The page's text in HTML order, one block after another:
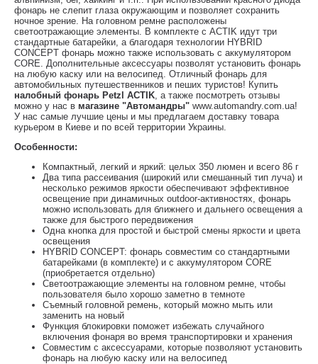
фонарь не слепит глаза окружающим и позволяет сохранить
ночное зрение. На головном ремне расположены
светоотражающие элементы. В комплекте с ACTIK идут три
стандартные батарейки, а благодаря технологии HYBRID
CONCEPT фонарь можно также использовать с аккумулятором
CORE. Дополнительные аксессуары позволят установить фонарь
на любую каску или на велосипед. Отличный фонарь для
автомобильных путешественников и пеших туристов! Купить
налобный фонарь Petzl ACTIK, а также посмотреть отзывы
можно у нас в магазине "Автомандры" www.automandry.com.ua!
У нас самые лучшие цены и мы предлагаем доставку товара
курьером в Киеве и по всей территории Украины.
Особенности:
Компактный, легкий и яркий: целых 350 люмен и всего 86 г
Два типа рассеивания (широкий или смешанный тип луча) и
несколько режимов яркости обеспечивают эффективное
освещение при динамичных outdoor-активностях, фонарь
можно использовать для ближнего и дальнего освещения а
также для быстрого передвижения
Одна кнопка для простой и быстрой смены яркости и цвета
освещения
HYBRID CONCEPT: фонарь совместим со стандартными
батарейками (в комплекте) и с аккумулятором CORE
(приобретается отдельно)
Светоотражающие элементы на головном ремне, чтобы
пользователя было хорошо заметно в темноте
Съемный головной ремень, который можно мыть или
заменить на новый
Функция блокировки поможет избежать случайного
включения фонаря во время транспортировки и хранения
Совместим с аксессуарами, которые позволяют установить
фонарь на любую каску или на велосипед